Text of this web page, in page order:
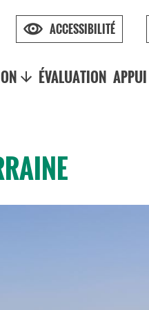
ÉVALUATION
ACCESSIBILITÉ